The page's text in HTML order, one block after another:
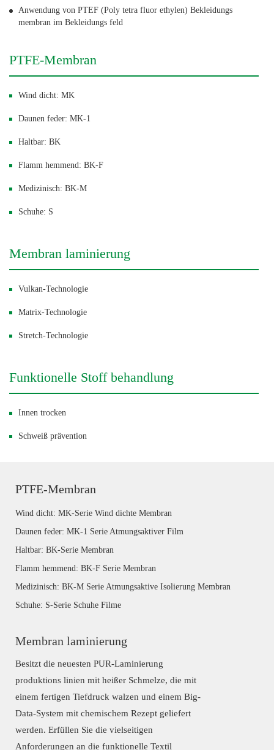
Anwendung von PTEF (Poly tetra fluor ethylen) Bekleidungs
membran im Bekleidungs feld
PTFE-Membran
Wind dicht: MK
Daunen feder: MK-1
Haltbar: BK
Flamm hemmend: BK-F
Medizinisch: BK-M
Schuhe: S
Membran laminierung
Vulkan-Technologie
Matrix-Technologie
Stretch-Technologie
Funktionelle Stoff behandlung
Innen trocken
Schweiß prävention
PTFE-Membran
Wind dicht: MK-Serie Wind dichte Membran
Daunen feder: MK-1 Serie Atmungsaktiver Film
Haltbar: BK-Serie Membran
Flamm hemmend: BK-F Serie Membran
Medizinisch: BK-M Serie Atmungsaktive Isolierung Membran
Schuhe: S-Serie Schuhe Filme
Membran laminierung
Besitzt die neuesten PUR-Laminierung
produktions linien mit heißer Schmelze, die mit
einem fertigen Tiefdruck walzen und einem Big-
Data-System mit chemischem Rezept geliefert
werden. Erfüllen Sie die vielseitigen
Anforderungen an die funktionelle Textil